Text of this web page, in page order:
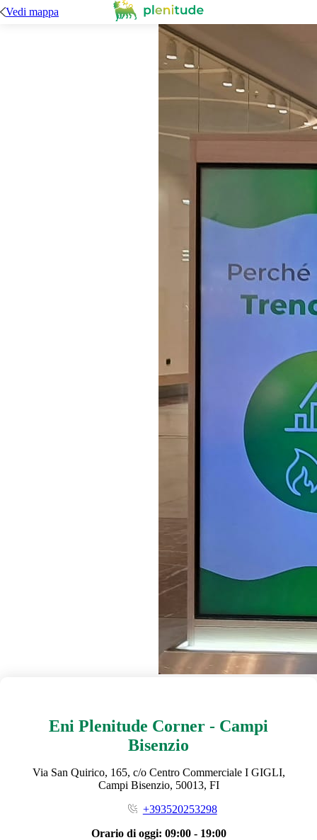
Vedi mappa
Eni Plenitude Corner - Campi
Bisenzio
Via San Quirico, 165, c/o Centro Commerciale I GIGLI,
Campi Bisenzio, 50013, FI
+393520253298
Orario di oggi: 09:00 - 19:00